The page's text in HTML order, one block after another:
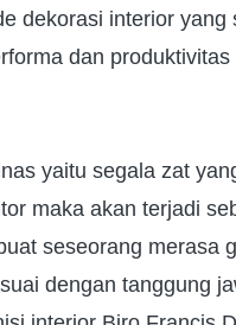
dekorasi interior
dan
yaitu segala zat
maka akan terjadi
seseorang merasa
dengan tanggung